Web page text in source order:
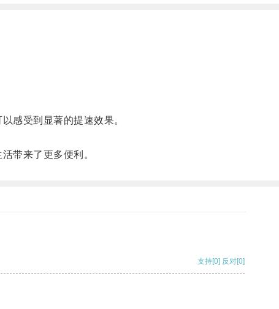
感受到显著的提速效果。
带来了更多便利。
支持[0] 反对[0]